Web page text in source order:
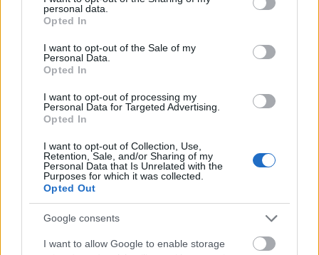
grant or deny consent to Google and its third-party tags to
use your data for below specified purposes in below Google
consent section.
personal data.
Opted In
I want to opt-out of the Sale of my
Personal Data.
Opted In
I want to opt-out of processing my
Personal Data for Targeted Advertising.
Opted In
I want to opt-out of Collection, Use,
Retention, Sale, and/or Sharing of my
Personal Data that Is Unrelated with the
Purposes for which it was collected.
Opted Out
Google consents
I want to allow Google to enable storage
Állati csomagolási praktikák
felhasznalo•2016. december 02.
Ha már arra nem is jut idő, hogy csodálatos, kézzel
készített, aprólékosan kidolgozott ajándékok
elkészítésére a mindennapos teperés, a gyerekek
terelgetése, a háztartás, és úgy egyébként a
karácsonyra készülődés mellett - hót megértjük, mi
is pont így vagyunk ám vele -, akkor azért annyi még